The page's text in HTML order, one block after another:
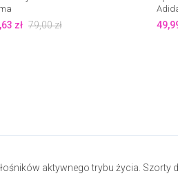
zł 79,00zł
aktywnego trybu życia.